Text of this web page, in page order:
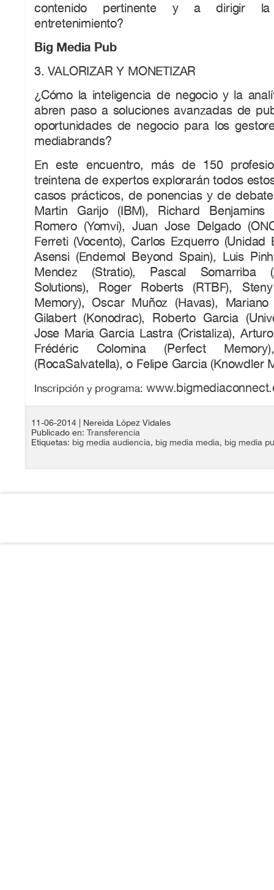
contenido pertinente y a dirigir la
entretenimiento?
Big Media Pub
3. VALORIZAR Y MONETIZAR
¿Cómo la inteligencia de negocio y la
abren paso a soluciones avanzadas de
oportunidades de negocio para los
mediabrands?
En este encuentro, más de 150
treintena de expertos explorarán todos
casos prácticos, de ponencias y de
Martin Garijo (IBM), Richard Benjamins
Romero (Yomvi), Juan Jose Delgado
Ferreti (Vocento), Carlos Ezquerro (Unidad
Asensi (Endemol Beyond Spain), Luis
Mendez (Stratio), Pascal Somarriba
Solutions), Roger Roberts (RTBF),
Memory), Oscar Muñoz (Havas),
Gilabert (Konodrac), Roberto Garcia
Jose Maria Garcia Lastra (Cristaliza),
Frédéric Colomina (Perfect
(RocaSalvatella), o Felipe Garcia (Knowdler
Inscripción y programa:
11-06-2014
| Nereida López Vidales
Publicado en: Transferencia
Etiquetas: big media audiencia, big media media, big media